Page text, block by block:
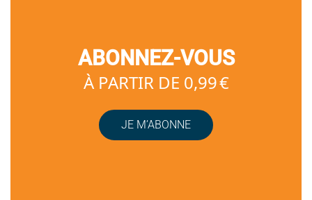
ABONNEZ-VOUS
À PARTIR DE 0,99 €
JE M’ABONNE